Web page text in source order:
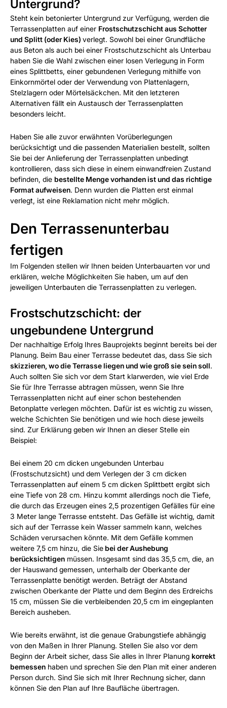
Untergrund?
Steht kein betonierter Untergrund zur Verfügung, werden die
Terrassenplatten auf einer Frostschutzschicht aus Schotter
und Splitt (oder Kies) verlegt. Sowohl bei einer Grundfläche
aus Beton als auch bei einer Frostschutzschicht als Unterbau
haben Sie die Wahl zwischen einer losen Verlegung in Form
eines Splittbetts, einer gebundenen Verlegung mithilfe von
Einkornmörtel oder der Verwendung von Plattenlagern,
Stelzlagern oder Mörtelsäckchen. Mit den letzteren
Alternativen fällt ein Austausch der Terrassenplatten
besonders leicht.
Haben Sie alle zuvor erwähnten Vorüberlegungen
berücksichtigt und die passenden Materialien bestellt, sollten
Sie bei der Anlieferung der Terrassenplatten unbedingt
kontrollieren, dass sich diese in einem einwandfreien Zustand
befinden, die bestellte Menge vorhanden ist und das richtige
Format aufweisen. Denn wurden die Platten erst einmal
verlegt, ist eine Reklamation nicht mehr möglich.
Den Terrassenunterbau
fertigen
Im Folgenden stellen wir Ihnen beiden Unterbauarten vor und
erklären, welche Möglichkeiten Sie haben, um auf den
jeweiligen Unterbauten die Terrassenplatten zu verlegen.
Frostschutzschicht: der
ungebundene Untergrund
Der nachhaltige Erfolg Ihres Bauprojekts beginnt bereits bei der
Planung. Beim Bau einer Terrasse bedeutet das, dass Sie sich
skizzieren, wo die Terrasse liegen und wie groß sie sein soll.
Auch sollten Sie sich vor dem Start klarwerden, wie viel Erde
Sie für Ihre Terrasse abtragen müssen, wenn Sie Ihre
Terrassenplatten nicht auf einer schon bestehenden
Betonplatte verlegen möchten. Dafür ist es wichtig zu wissen,
welche Schichten Sie benötigen und wie hoch diese jeweils
sind. Zur Erklärung geben wir Ihnen an dieser Stelle ein
Beispiel:
Bei einem 20 cm dicken ungebunden Unterbau
(Frostschutzsicht) und dem Verlegen der 3 cm dicken
Terrassenplatten auf einem 5 cm dicken Splittbett ergibt sich
eine Tiefe von 28 cm. Hinzu kommt allerdings noch die Tiefe,
die durch das Erzeugen eines 2,5 prozentigen Gefälles für eine
3 Meter lange Terrasse entsteht. Das Gefälle ist wichtig, damit
sich auf der Terrasse kein Wasser sammeln kann, welches
Schäden verursachen könnte. Mit dem Gefälle kommen
weitere 7,5 cm hinzu, die Siebei der Aushebung
berücksichtigen müssen. Insgesamt sind das 35,5 cm, die, an
der Hauswand gemessen, unterhalb der Oberkante der
Terrassenplatte benötigt werden. Beträgt der Abstand
zwischen Oberkante der Platte und dem Beginn des Erdreichs
15 cm, müssen Sie die verbleibenden 20,5 cm im eingeplanten
Bereich ausheben.
Wie bereits erwähnt, ist die genaue Grabungstiefe abhängig
von den Maßen in Ihrer Planung. Stellen Sie also vor dem
Beginn der Arbeit sicher, dass Sie alles in Ihrer Planung korrekt
bemessen haben und sprechen Sie den Plan mit einer anderen
Person durch. Sind Sie sich mit Ihrer Rechnung sicher, dann
können Sie den Plan auf Ihre Baufläche übertragen.